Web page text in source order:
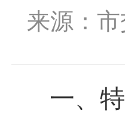
来源：
一、特